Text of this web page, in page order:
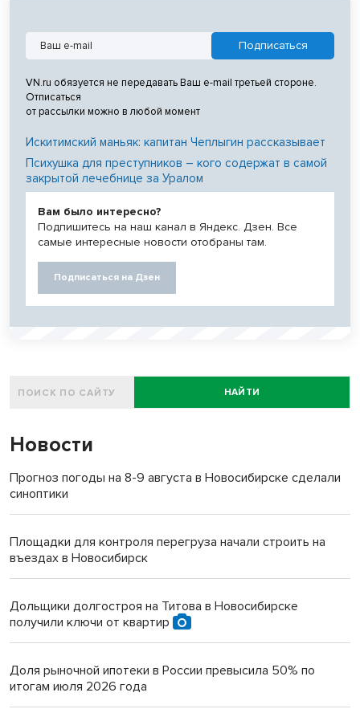
VN.ru обязуется не передавать Ваш e-mail третьей стороне.
Отписаться
от рассылки можно в любой момент
Искитимский маньяк: капитан Чеплыгин рассказывает
Психушка для преступников – кого содержат в самой
закрытой лечебнице за Уралом
Вам было интересно?
Подпишитесь на наш канал в Яндекс. Дзен. Все
самые интересные новости отобраны там.
Подписаться на Дзен
НАЙТИ
Новости
Прогноз погоды на 8-9 августа в Новосибирске сделали
синоптики
Площадки для контроля перегруза начали строить на
въездах в Новосибирск
Дольщики долгостроя на Титова в Новосибирске
получили ключи от квартир
Доля рыночной ипотеки в России превысила 50% по
итогам июля 2026 года